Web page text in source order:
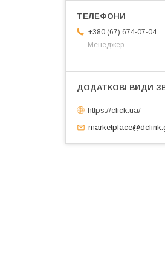
+380 (67) 674-07-04
Менеджер
https://click.ua/